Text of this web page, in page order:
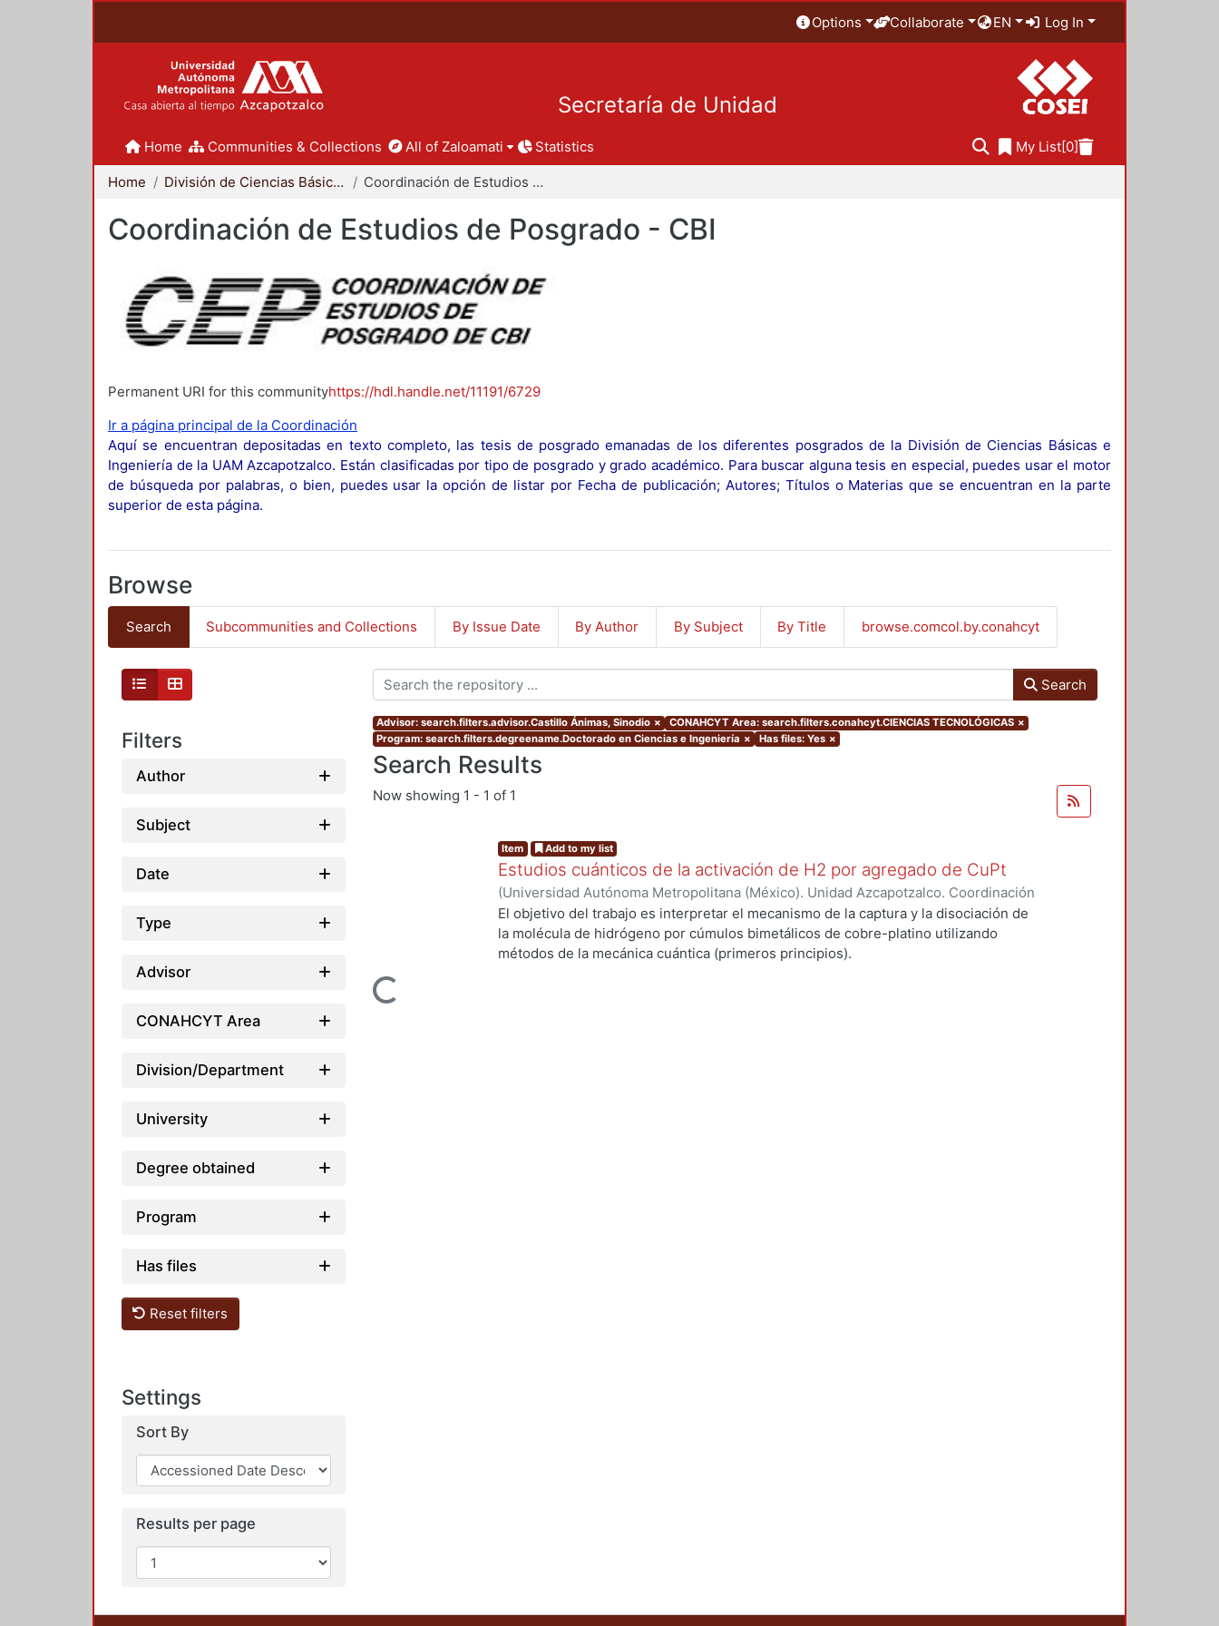
Options Collaborate EN Log In
Secretaría de Unidad
Home Communities & Collections All of Zaloamati Statistics My List[0]
Home División de Ciencias Básicas e Ingeniería Coordinación de Estudios de Posgrado - CBI
Coordinación de Estudios de Posgrado - CBI
Permanent URI for this communityhttps://hdl.handle.net/11191/6729
Ir a página principal de la Coordinación
Aquí se encuentran depositadas en texto completo, las tesis de posgrado emanadas de los diferentes posgrados de la División de Ciencias Básicas e
Ingeniería de la UAM Azcapotzalco. Están clasificadas por tipo de posgrado y grado académico. Para buscar alguna tesis en especial, puedes usar el motor
de búsqueda por palabras, o bien, puedes usar la opción de listar por Fecha de publicación; Autores; Títulos o Materias que se encuentran en la parte
superior de esta página.
Browse
Search Subcommunities and Collections By Issue Date By Author By Subject By Title browse.comcol.by.conahcyt
Filters
Author
Subject
Date
Type
Advisor
CONAHCYT Area
Division/Department
University
Degree obtained
Program
Has files
Reset filters
Settings
Sort By
Results per page
Search
Advisor: search.filters.advisor.Castillo Ánimas, Sinodio × CONAHCYT Area: search.filters.conahcyt.CIENCIAS TECNOLÓGICAS ×
Program: search.filters.degreename.Doctorado en Ciencias e Ingeniería × Has files: Yes ×
Search Results
Now showing 1 - 1 of 1
Loading...
Item Add to my list
Estudios cuánticos de la activación de H2 por agregado de CuPt
(Universidad Autónoma Metropolitana (México). Unidad Azcapotzalco. Coordinación
de Servicios de Información.,2004-03 )ANGUIANO GARCIA, ALFONSO
El objetivo del trabajo es interpretar el mecanismo de la captura y la disociación de
la molécula de hidrógeno por cúmulos bimetálicos de cobre-platino utilizando
métodos de la mecánica cuántica (primeros principios).